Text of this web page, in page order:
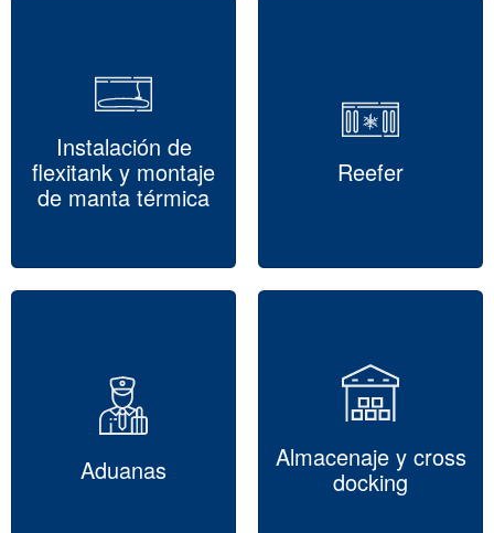
Instalación de
flexitank y montaje
de manta térmica
Reefer
Aduanas Almacenaje y cross
docking